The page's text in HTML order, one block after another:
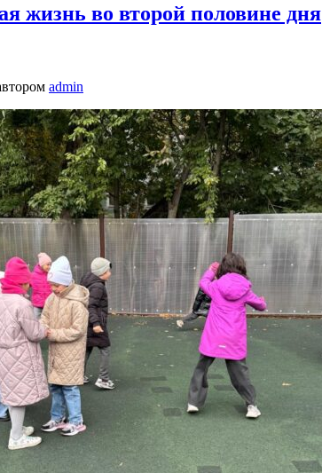
жизнь во второй половине дня
admin